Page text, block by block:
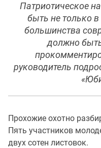
Патриотическое
быть не только в
большинства
должно
руководитель
Прохожие охотно
Пять участников
двух сотен листовок.